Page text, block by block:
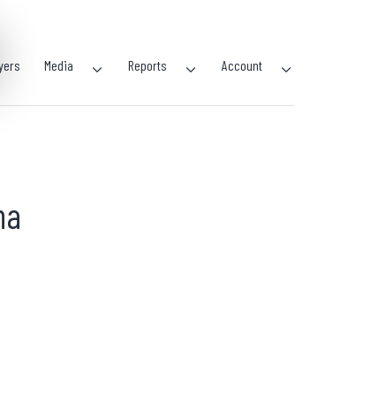
Media Reports Account